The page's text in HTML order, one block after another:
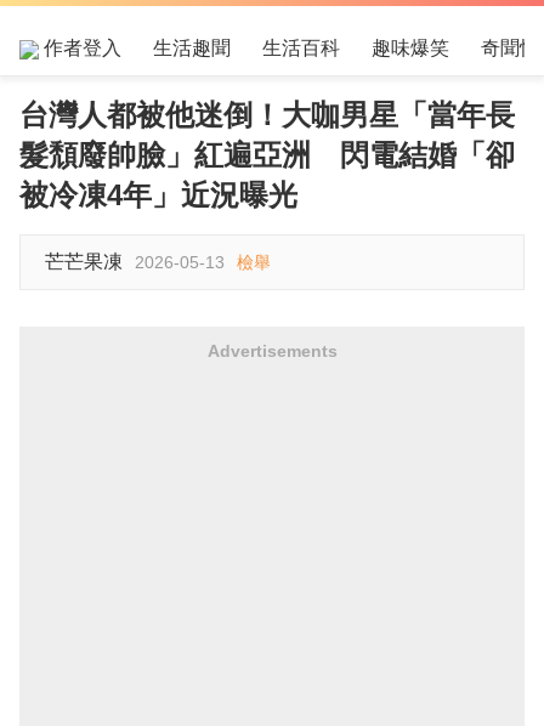
作者登入 生活趣聞 生活百科 趣味爆笑 奇聞怪
台灣人都被他迷倒！大咖男星「當年長
髮頹廢帥臉」紅遍亞洲 閃電結婚「卻
被冷凍4年」近況曝光
芒芒果凍 2026-05-13 檢舉
Advertisements